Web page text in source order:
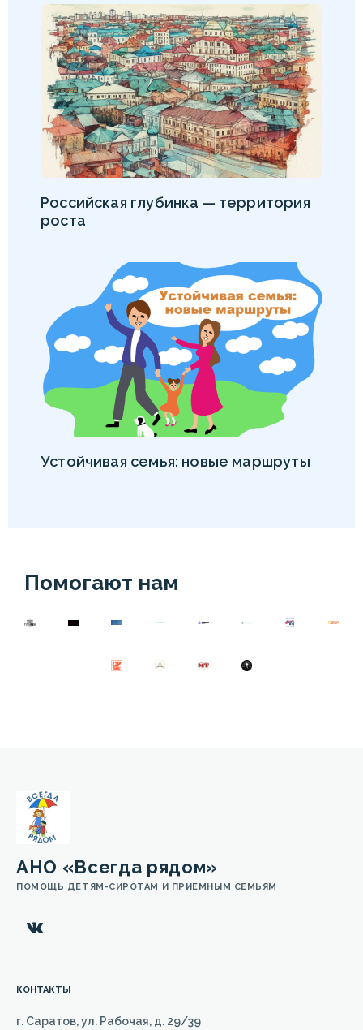
Российская глубинка — территория
роста
Устойчивая семья: новые маршруты
Помогают нам
АНО «Всегда рядом»
ПОМОЩЬ ДЕТЯМ-СИРОТАМ И ПРИЕМНЫМ СЕМЬЯМ
КОНТАКТЫ
г. Саратов, ул. Рабочая, д. 29/39